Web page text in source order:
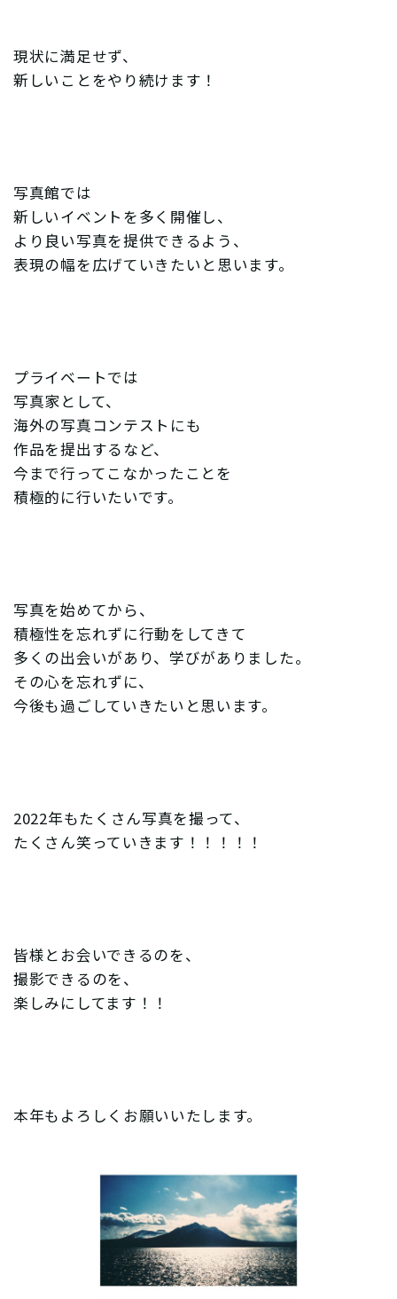
現状に満足せず、
新しいことをやり続けます！
写真館では
新しいイベントを多く開催し、
より良い写真を提供できるよう、
表現の幅を広げていきたいと思います。
プライベートでは
写真家として、
海外の写真コンテストにも
作品を提出するなど、
今まで行ってこなかったことを
積極的に行いたいです。
写真を始めてから、
積極性を忘れずに行動をしてきて
多くの出会いがあり、学びがありました。
その心を忘れずに、
今後も過ごしていきたいと思います。
2022年もたくさん写真を撮って、
たくさん笑っていきます！！！！！
皆様とお会いできるのを、
撮影できるのを、
楽しみにしてます！！
本年もよろしくお願いいたします。